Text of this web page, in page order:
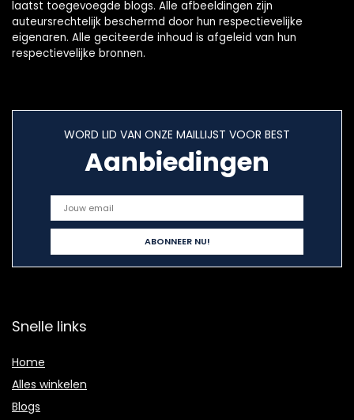
laatst toegevoegde blogs. Alle afbeeldingen zijn
auteursrechtelijk beschermd door hun respectievelijke
eigenaren. Alle geciteerde inhoud is afgeleid van hun
respectievelijke bronnen.
WORD LID VAN ONZE MAILLIJST VOOR BEST
Aanbiedingen
Snelle links
Home
Alles winkelen
Blogs